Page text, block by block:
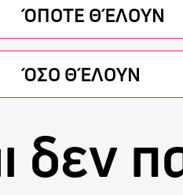
ΌΠΟΤΕ ΘΈΛΟΥΝ
ΌΣΟ ΘΈΛΟΥΝ
δεν